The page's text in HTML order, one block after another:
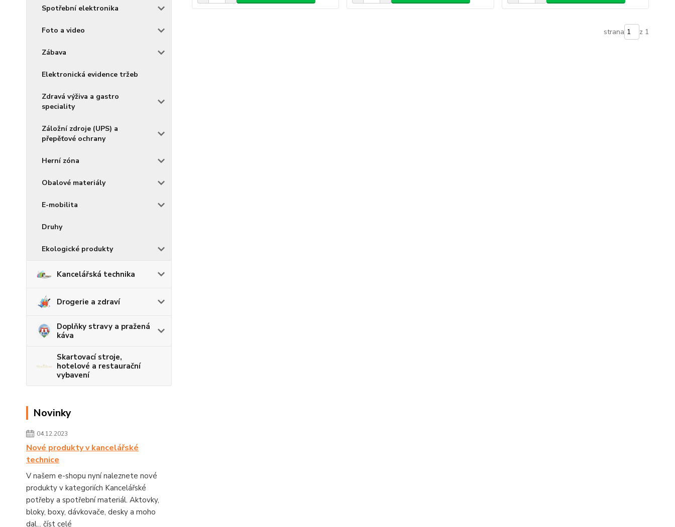
Spotřební elektronika
Foto a video
Zábava
Elektronická evidence tržeb
Zdravá výživa a gastro
speciality
Záložní zdroje (UPS) a
přepěťové ochrany
Herní zóna
Obalové materiály
E-mobilita
Druhy
Ekologické produkty
Kancelářská technika
Drogerie a zdraví
Doplňky stravy a pražená
káva
Skartovací stroje,
hotelové a restaurační
vybavení
Novinky
04.12.2023
Nové produkty v kancelářské
technice
V našem e-shopu nyní naleznete nové
produkty v kategoriích Kancelářské
potřeby a spotřební materiál. Aktovky,
bloky, boxy, dávkovače, desky a moho
dal... číst celé
strana z 1